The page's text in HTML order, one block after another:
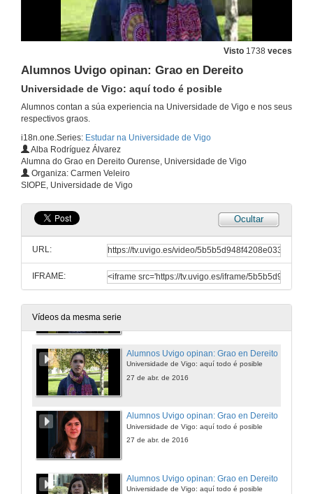
Visto 1738 veces
Alumnos Uvigo opinan: Grao en Dereito
Universidade de Vigo: aquí todo é posible
Alumnos contan a súa experiencia na Universidade de Vigo e nos seus
respectivos graos.
i18n.one.Series: Estudar na Universidade de Vigo
Alba Rodríguez Álvarez
Alumna do Grao en Dereito Ourense, Universidade de Vigo
Organiza: Carmen Veleiro
SIOPE, Universidade de Vigo
Ocultar
URL:
IFRAME:
Vídeos da mesma serie
27 de abr. de 2016
Alumnos Uvigo opinan: Grao en Administración e Dirección de Empresas
Universidade de Vigo: aquí todo é posible
27 de abr. de 2016
Alumnos Uvigo opinan: Grao en Administración e Dirección de Empresas
Universidade de Vigo: aquí todo é posible
En que consiste? Grao en Dereito
Universidade de Vigo: aquí todo é posible
27 de abr. de 2016
Alumnos Uvigo opinan: Grao en Dereito
Universidade de Vigo: aquí todo é posible
27 de abr. de 2016
Alumnos Uvigo opinan: Grao en Dereito
Alumnos Uvigo opinan: Grao en Dereito
Universidade de Vigo: aquí todo é posible
27 de abr. de 2016
Alumnos Uvigo opinan: Grao en Dereito
Universidade de Vigo: aquí todo é posible
27 de abr. de 2016
Alumnos Uvigo opinan: Grao en Dereito
Universidade de Vigo: aquí todo é posible